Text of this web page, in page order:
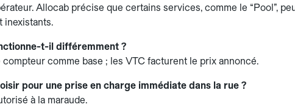
Allocab précise que certains services, comme le “Pool”,
inexistants.
t-il différemment ?
comme base ; les VTC facturent le prix annoncé.
pour une prise en charge immédiate dans la rue ?
à la maraude.